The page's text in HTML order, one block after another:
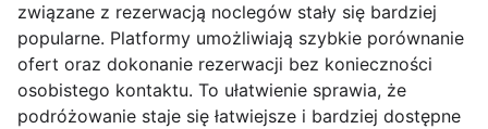
związane z rezerwacją noclegów stały się bardziej
popularne. Platformy umożliwiają szybkie porównanie
ofert oraz dokonanie rezerwacji bez konieczności
osobistego kontaktu. To ułatwienie sprawia, że
podróżowanie staje się łatwiejsze i bardziej dostępne